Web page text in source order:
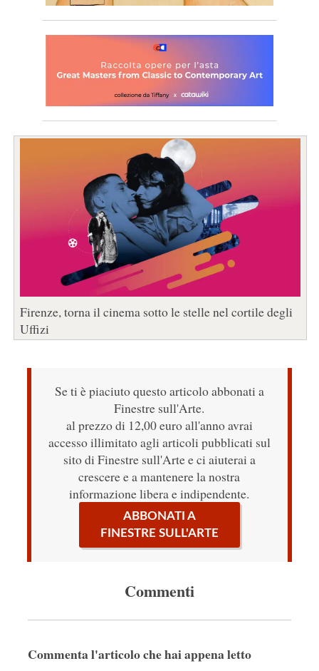
Firenze, torna il cinema sotto le stelle nel cortile degli
Uffizi
Se ti è piaciuto questo articolo abbonati a
Finestre sull'Arte.
al prezzo di 12,00 euro all'anno avrai
accesso illimitato agli articoli pubblicati sul
sito di Finestre sull'Arte e ci aiuterai a
crescere e a mantenere la nostra
informazione libera e indipendente.
ABBONATI A
FINESTRE SULL'ARTE
Commenti
Commenta l'articolo che hai appena letto